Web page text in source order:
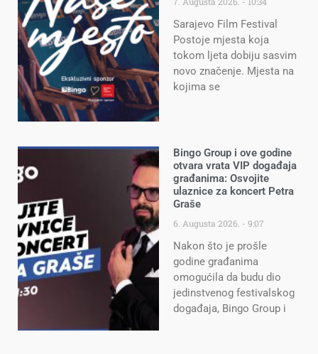
Sarajevo Film Festival
Postoje mjesta koja
tokom ljeta dobiju sasvim
novo značenje. Mjesta na
kojima se
Bingo Group i ove godine
otvara vrata VIP događaja
građanima: Osvojite
ulaznice za koncert Petra
Graše
6. Augusta 2026. 9:07
Nakon što je prošle
godine građanima
omogućila da budu dio
jedinstvenog festivalskog
događaja, Bingo Group i